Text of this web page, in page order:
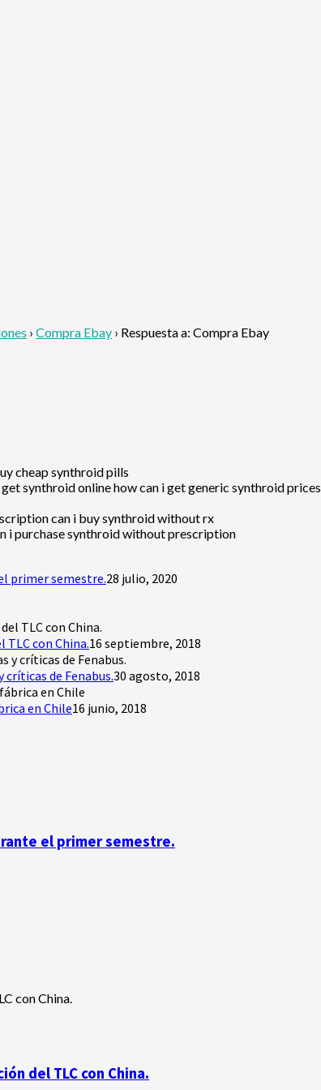
› Compra Ebay › Respuesta a: Compra Ebay
cheap synthroid pills
synthroid online how can i get generic synthroid prices
can i buy synthroid without rx
i purchase synthroid without prescription
primer semestre.28 julio, 2020
TLC con China.16 septiembre, 2018
críticas de Fenabus.30 agosto, 2018
en Chile16 junio, 2018
el primer semestre.
del TLC con China.